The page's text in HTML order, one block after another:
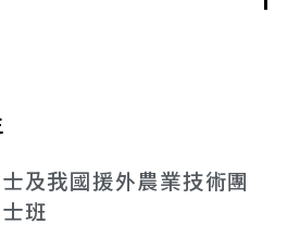
及我國援外農業技術團
班